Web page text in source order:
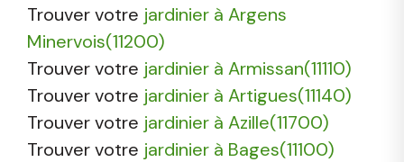
Trouver votre jardinier à Argens
Minervois(11200)
Trouver votre jardinier à Armissan(11110)
Trouver votre jardinier à Artigues(11140)
Trouver votre jardinier à Azille(11700)
Trouver votre jardinier à Bages(11100)